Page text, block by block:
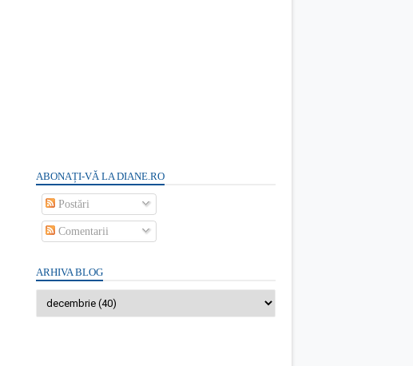
ABONAȚI-VĂ LA DIANE.RO
Postări
Comentarii
ARHIVA BLOG